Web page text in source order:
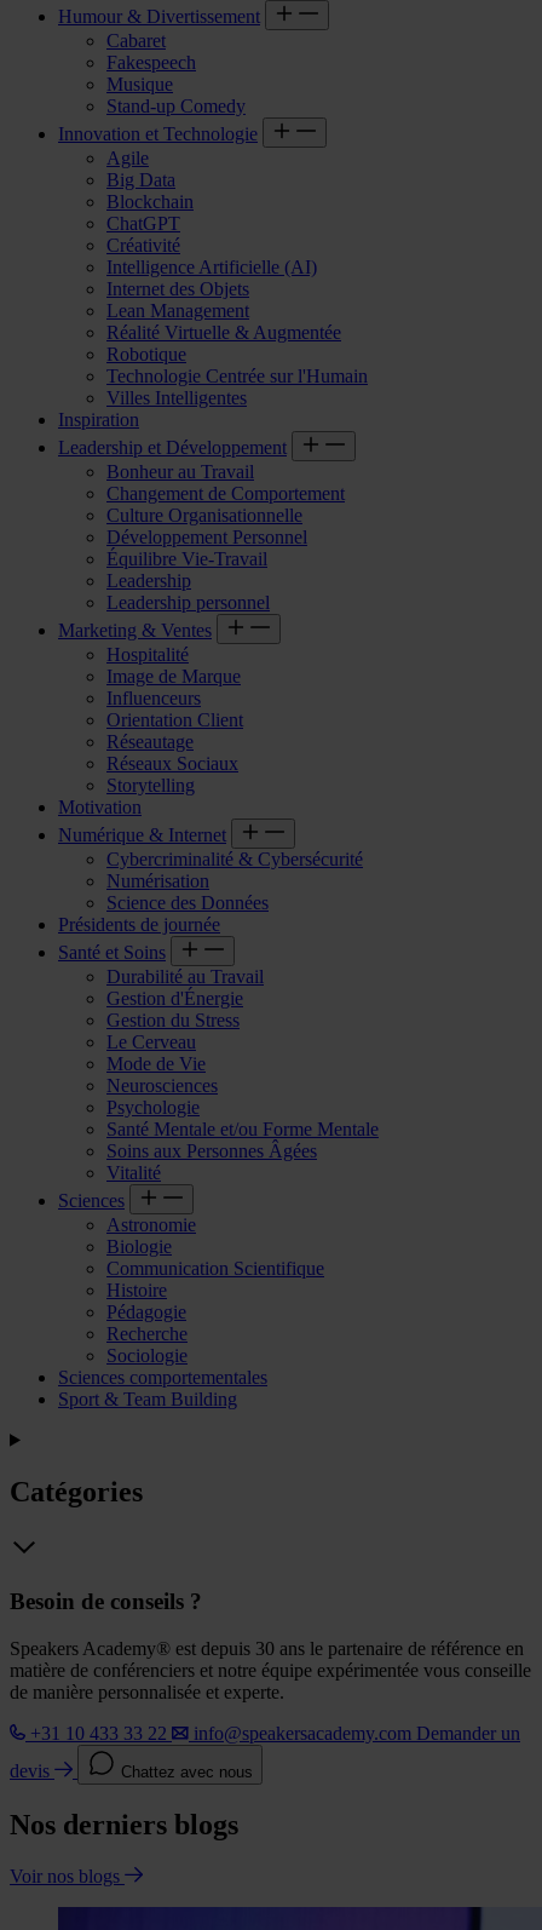
Humour & Divertissement
Cabaret
Fakespeech
Musique
Stand-up Comedy
Innovation et Technologie
Agile
Big Data
Blockchain
ChatGPT
Créativité
Intelligence Artificielle (AI)
Internet des Objets
Lean Management
Réalité Virtuelle & Augmentée
Robotique
Technologie Centrée sur l'Humain
Villes Intelligentes
Inspiration
Leadership et Développement
Bonheur au Travail
Changement de Comportement
Culture Organisationnelle
Développement Personnel
Équilibre Vie-Travail
Leadership
Leadership personnel
Marketing & Ventes
Hospitalité
Image de Marque
Influenceurs
Orientation Client
Réseautage
Réseaux Sociaux
Storytelling
Motivation
Numérique & Internet
Cybercriminalité & Cybersécurité
Numérisation
Science des Données
Présidents de journée
Santé et Soins
Durabilité au Travail
Gestion d'Énergie
Gestion du Stress
Le Cerveau
Mode de Vie
Neurosciences
Psychologie
Santé Mentale et/ou Forme Mentale
Soins aux Personnes Âgées
Vitalité
Sciences
Astronomie
Biologie
Communication Scientifique
Histoire
Pédagogie
Recherche
Sociologie
Sciences comportementales
Sport & Team Building
Catégories
Besoin de conseils ?
Speakers Academy® est depuis 30 ans le partenaire de référence en
matière de conférenciers et notre équipe expérimentée vous conseille
de manière personnalisée et experte.
+31 10 433 33 22
info@speakersacademy.com Demander un
devis
Chattez avec nous
Nos derniers blogs
Voir nos blogs